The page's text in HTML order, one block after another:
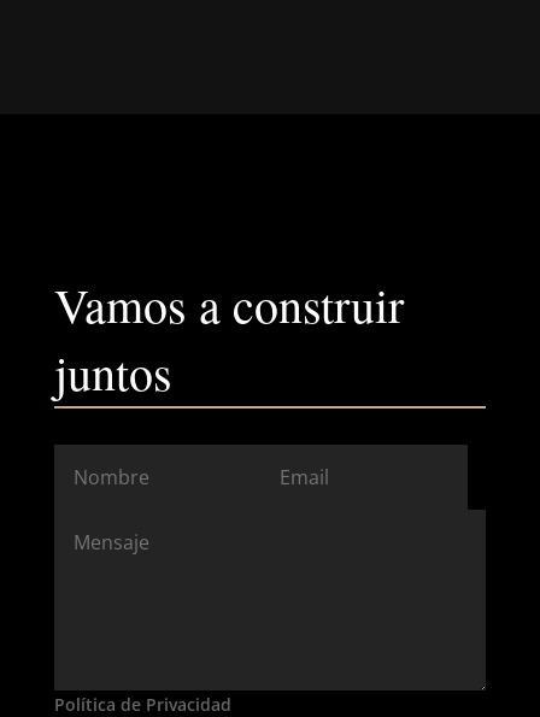
Vamos a construir
juntos
Política de Privacidad